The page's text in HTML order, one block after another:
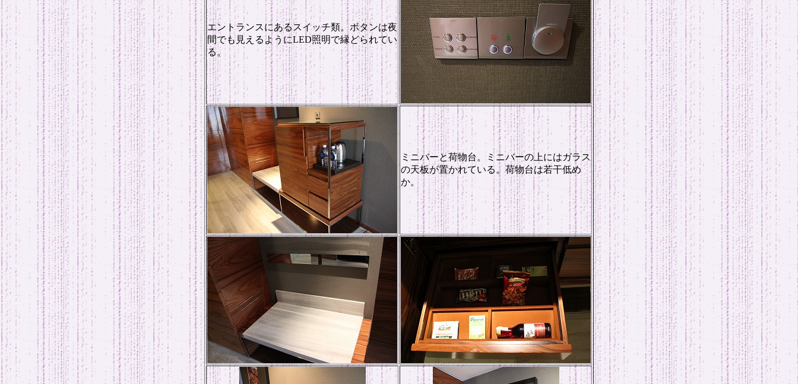
エントランスにあるスイッチ類。ボタンは夜
間でも見えるようにLED照明で縁どられてい
る。
ミニバーと荷物台。ミニバーの上にはガラス
の天板が置かれている。荷物台は若干低め
か。